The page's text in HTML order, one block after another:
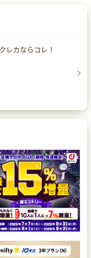
レカならコレ！